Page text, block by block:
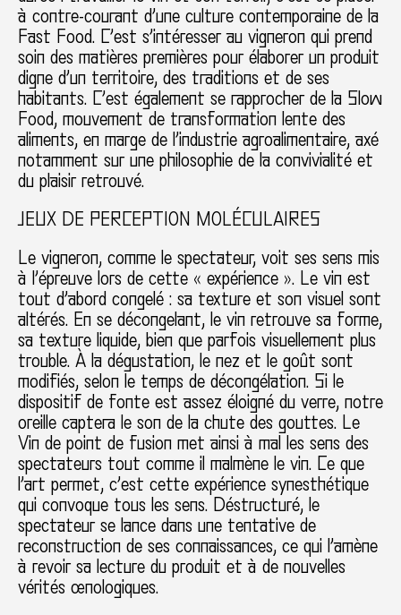
à contre-courant d’une culture contemporaine de la
Fast Food. C’est s’intéresser au vigneron qui prend
soin des matières premières pour élaborer un produit
digne d’un territoire, des traditions et de ses
habitants. C’est également se rapprocher de la Slow
Food, mouvement de transformation lente des
aliments, en marge de l’industrie agroalimentaire, axé
notamment sur une philosophie de la convivialité et
du plaisir retrouvé.
JEUX DE PERCEPTION MOLÉCULAIRES
Le vigneron, comme le spectateur, voit ses sens mis
à l’épreuve lors de cette « expérience ». Le vin est
tout d’abord congelé : sa texture et son visuel sont
altérés. En se décongelant, le vin retrouve sa forme,
sa texture liquide, bien que parfois visuellement plus
trouble. À la dégustation, le nez et le goût sont
modifiés, selon le temps de décongélation. Si le
dispositif de fonte est assez éloigné du verre, notre
oreille captera le son de la chute des gouttes. Le
Vin de point de fusion met ainsi à mal les sens des
spectateurs tout comme il malmène le vin. Ce que
l’art permet, c’est cette expérience synesthétique
qui convoque tous les sens. Déstructuré, le
spectateur se lance dans une tentative de
reconstruction de ses connaissances, ce qui l’amène
à revoir sa lecture du produit et à de nouvelles
vérités œnologiques.